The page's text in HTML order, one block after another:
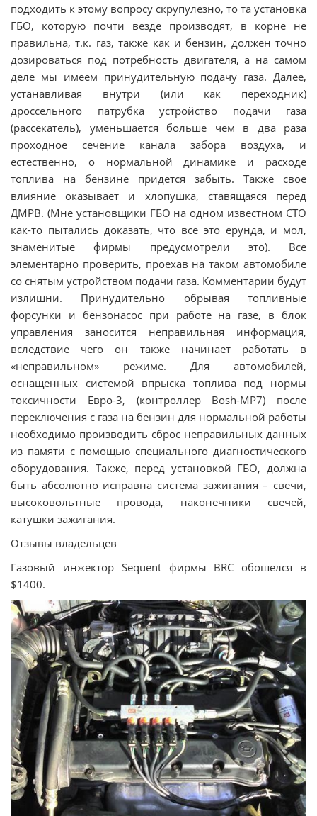
подходить к этому вопросу скрупулезно, то та установка
ГБО, которую почти везде производят, в корне не
правильна, т.к. газ, также как и бензин, должен точно
дозироваться под потребность двигателя, а на самом
деле мы имеем принудительную подачу газа. Далее,
устанавливая внутри (или как переходник)
дроссельного патрубка устройство подачи газа
(рассекатель), уменьшается больше чем в два раза
проходное сечение канала забора воздуха, и
естественно, о нормальной динамике и расходе
топлива на бензине придется забыть. Также свое
влияние оказывает и хлопушка, ставящаяся перед
ДМРВ. (Мне установщики ГБО на одном известном СТО
как-то пытались доказать, что все это ерунда, и мол,
знаменитые фирмы предусмотрели это). Все
элементарно проверить, проехав на таком автомобиле
со снятым устройством подачи газа. Комментарии будут
излишни. Принудительно обрывая топливные
форсунки и бензонасос при работе на газе, в блок
управления заносится неправильная информация,
вследствие чего он также начинает работать в
«неправильном» режиме. Для автомобилей,
оснащенных системой впрыска топлива под нормы
токсичности Евро-3, (контроллер Bosh-МР7) после
переключения с газа на бензин для нормальной работы
необходимо производить сброс неправильных данных
из памяти с помощью специального диагностического
оборудования. Также, перед установкой ГБО, должна
быть абсолютно исправна система зажигания – свечи,
высоковольтные провода, наконечники свечей,
катушки зажигания.
Отзывы владельцев
Газовый инжектор Sequent фирмы BRC обошелся в
$1400.